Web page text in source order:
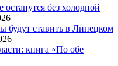
без холодной
будут ставить в Липецком
книга «По обе